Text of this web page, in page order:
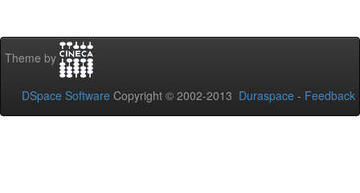
Theme by
DSpace Software Copyright © 2002-2013 Duraspace - Feedback